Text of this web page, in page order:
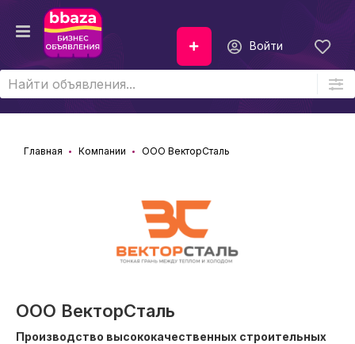
Войти
Главная Компании ООО ВекторСталь
ООО ВекторСталь
Производство высококачественных строительных